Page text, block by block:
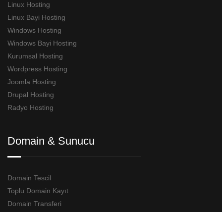
Linux Hosting
Linux Bayi Hosting
Windows Hosting
Windows Bayi Hosting
Kurumsal Hosting
Wordpress Hosting
Joomla Hosting
Drupal Hosting
Radyo Hosting
Domain & Sunucu
Domain Tescil
Toplu Domain Kayıt
Domain Transferi